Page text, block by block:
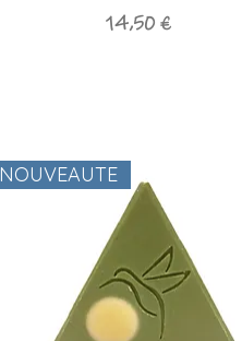
Prix
14,50 €
NOUVEAUTE